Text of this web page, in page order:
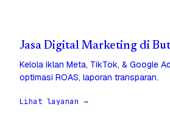
Jasa Digital Marketing di
Kelola iklan Meta, TikTok, & Google
optimasi ROAS, laporan transparan.
Lihat layanan →